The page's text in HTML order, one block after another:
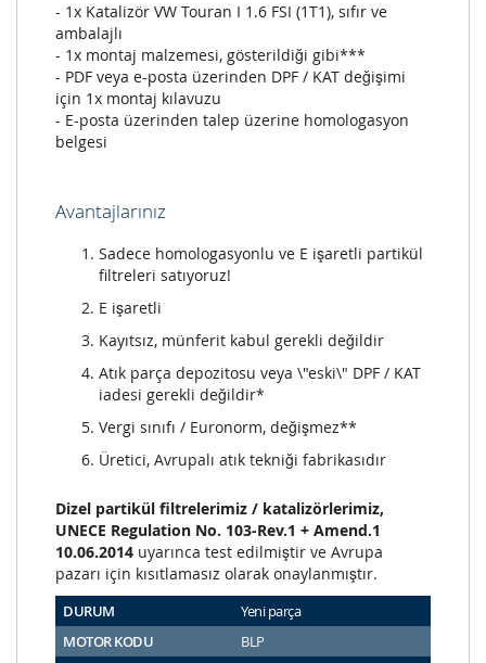
- 1x Katalizör VW Touran I 1.6 FSI (1T1), sıfır ve
ambalajlı
- 1x montaj malzemesi, gösterildiği gibi***
- PDF veya e-posta üzerinden DPF / KAT değişimi
için 1x montaj kılavuzu
- E-posta üzerinden talep üzerine homologasyon
belgesi
Avantajlarınız
Sadece homologasyonlu ve E işaretli partikül
filtreleri satıyoruz!
E işaretli
Kayıtsız, münferit kabul gerekli değildir
Atık parça depozitosu veya \"eski\" DPF / KAT
iadesi gerekli değildir*
Vergi sınıfı / Euronorm, değişmez**
Üretici, Avrupalı atık tekniği fabrikasıdır
Dizel partikül filtrelerimiz / katalizörlerimiz,
UNECE Regulation No. 103-Rev.1 + Amend.1
10.06.2014 uyarınca test edilmiştir ve Avrupa
pazarı için kısıtlamasız olarak onaylanmıştır.
DURUM
Yeni parça
MOTOR KODU
BLP